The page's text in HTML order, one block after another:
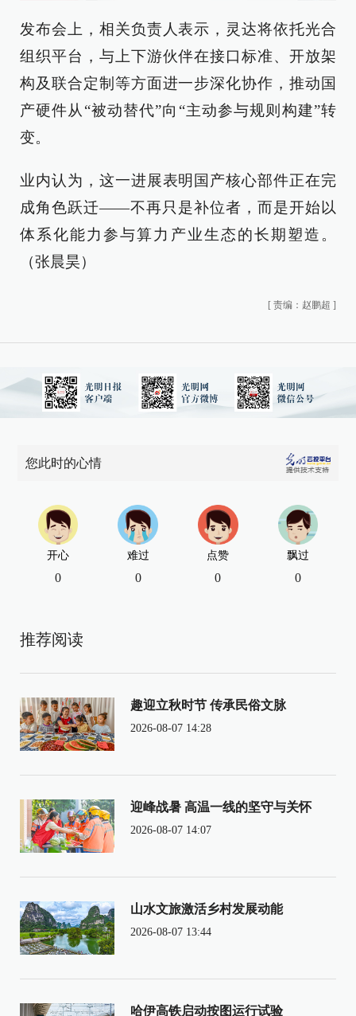
发布会上，相关负责人表示，灵达将依托光合
组织平台，与上下游伙伴在接口标准、开放架
构及联合定制等方面进一步深化协作，推动国
产硬件从“被动替代”向“主动参与规则构建”转
变。
业内认为，这一进展表明国产核心部件正在完
成角色跃迁——不再只是补位者，而是开始以
体系化能力参与算力产业生态的长期塑造。
（张晨昊）
[ 责编：赵鹏超 ]
您此时的心情
开心
0
难过
0
点赞
0
飘过
0
推荐阅读
趣迎立秋时节 传承民俗文脉
2026-08-07 14:28
迎峰战暑 高温一线的坚守与关怀
2026-08-07 14:07
山水文旅激活乡村发展动能
2026-08-07 13:44
哈伊高铁启动按图运行试验